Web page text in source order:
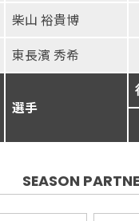
柴山 裕貴博
東長濱 秀希
選手
SEASON